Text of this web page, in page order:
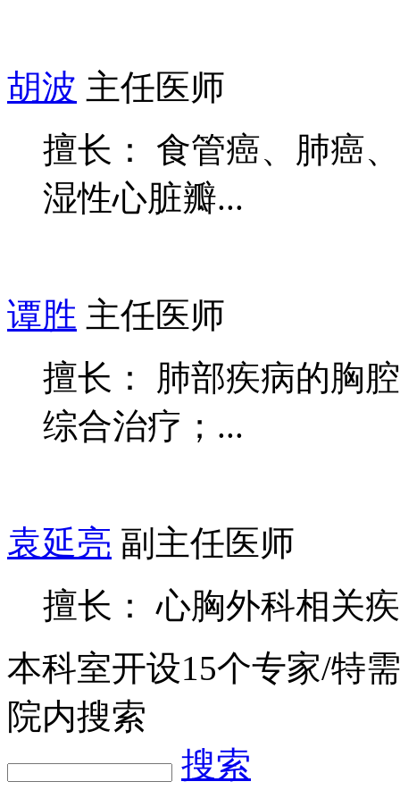
胡波 主任医师
擅长： 食管癌、肺癌
湿性心脏瓣...
谭胜 主任医师
擅长： 肺部疾病的胸
综合治疗；...
袁延亮 副主任医师
擅长： 心胸外科相关
本科室开设15个专家/特
院内搜索
搜索